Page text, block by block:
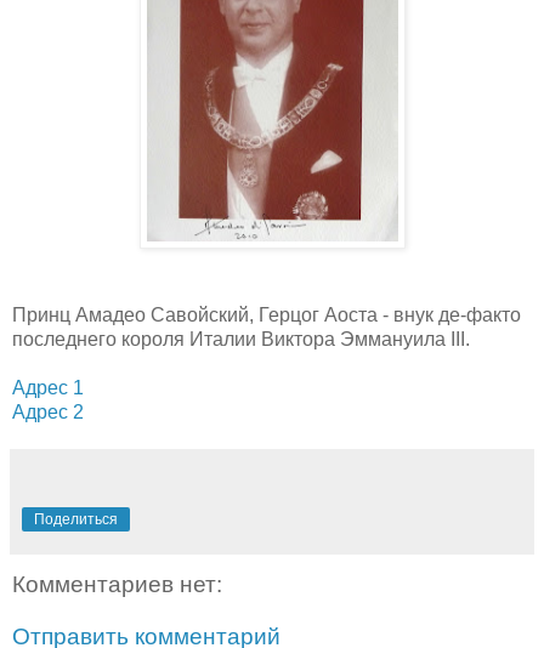
Принц Амадео Савойский, Герцог Аоста - внук де-факто
последнего короля Италии Виктора Эммануила III.
Адрес 1
Адрес 2
Поделиться
Комментариев нет:
Отправить комментарий